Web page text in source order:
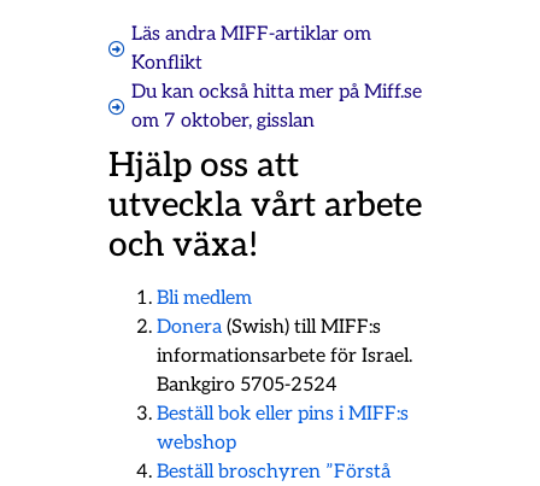
Läs andra MIFF-artiklar om
Konflikt
Du kan också hitta mer på Miff.se
om 7 oktober, gisslan
Hjälp oss att
utveckla vårt arbete
och växa!
Bli medlem
Donera(Swish) till MIFF:s
informationsarbete för Israel.
Bankgiro 5705-2524
Beställ bok eller pins i MIFF:s
webshop
Beställ broschyren ”Förstå